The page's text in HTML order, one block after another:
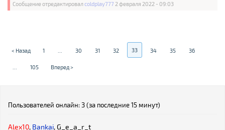
Сообщение отредактировалcoldplay777 2 февраля 2022 - 09:03
< Назад 1 30 31 32 33 34 35 36
105 Вперед >
Пользователей онлайн: 3 (за последние 15 минут)
Alex10, Bankai,G_e_a_r_t